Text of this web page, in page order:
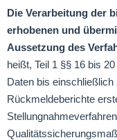
Die Verarbeitung der
erhobenen und
Aussetzung des
heißt, Teil 1 §§ 16 bis
Daten bis
Rückmeldeberichte